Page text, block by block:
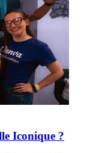
Iconique ?